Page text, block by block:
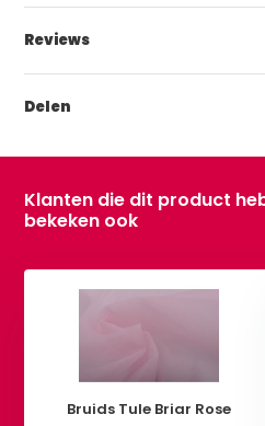
Reviews
Delen
Klanten die dit product
bekeken ook
Bruids Tule Briar Rose